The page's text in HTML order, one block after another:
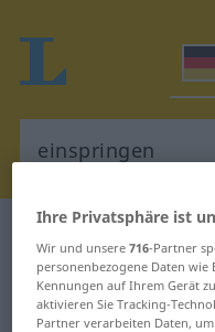
Deutsch-
Deutsch-
für
Ihre Privatsphäre ist
Wir und unsere716-Partner
personenbezogene Daten
Kennungen auf Ihrem Gerät
aktivieren Sie Tracking-
Partner verarbeiten Daten,